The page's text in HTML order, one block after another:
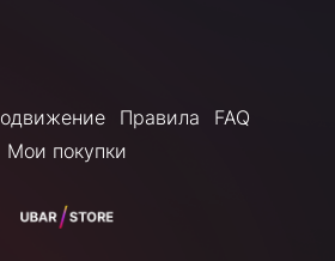
Правила
FAQ
Мои покупки